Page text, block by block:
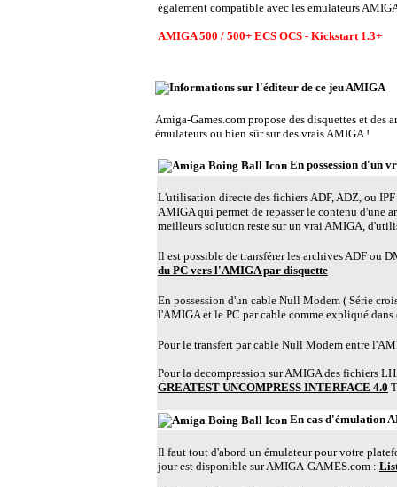
également compatible avec les emulateurs
AMIGA 500 / 500+ ECS OCS - Kickstart 1.3+
Amiga-Games.com propose des disquettes et
émulateurs ou bien sûr sur des vrais AMIGA !
En possession d'un
L'utilisation directe des fichiers ADF, ADZ, ou
AMIGA qui permet de repasser le contenu d'une
meilleurs solution reste sur un vrai AMIGA,
Il est possible de transférer les archives ADF ou
du PC vers l'AMIGA par disquette
En possession d'un cable Null Modem ( Série
l'AMIGA et le PC par cable comme expliqué
Pour le transfert par cable Null Modem entre
Pour la decompression sur AMIGA des fichiers
GREATEST UNCOMPRESS INTERFACE 4.0
En cas d'émulation
Il faut tout d'abord un émulateur pour votre
jour est disponible sur AMIGA-GAMES.com :